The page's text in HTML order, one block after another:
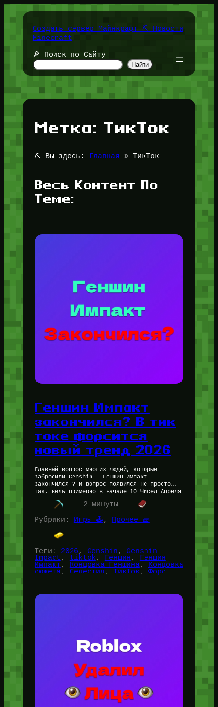
содержимомуСоздать сервер Майнкрафт ⛏️ Новости
Minecraft
🔎 Поиск по Сайту
Найти
Метка: ТикТок
⛏️ Вы здесь: Главная » ТикТок
Весь Контент По
Теме:
Геншин Импакт
закончился? В тик
токе форсится
новый тренд 2026
Главный вопрос многих людей, которые
забросили Genshin — Геншин Импакт
закончился ? И вопрос появился не просто
так, ведь примерно в начале 10 Чисел Апреля
2026 года ТикТок стали заполнять…
2 минуты
Рубрики: Игры 🕹️, Прочее 🧱
Теги: 2026, Genshin, Genshin
Impact, tiktok, Геншин,
Геншин
Импакт, Концовка Геншина,
Концовка
сюжета, Селестия, ТикТок, Форс